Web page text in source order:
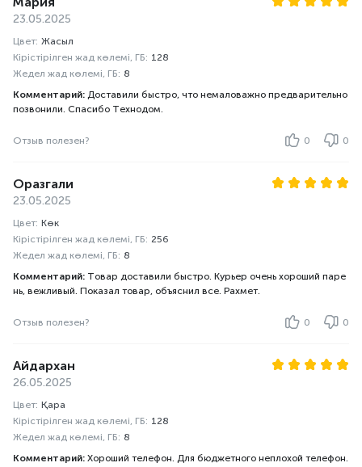
23.05.2025
Цвет: Жасыл
Кірістірілген жад көлемі, ГБ: 128
Жедел жад көлемі, ГБ: 8
Комментарий: Доставили быстро, что немаловажно предварительно
позвонили. Спасибо Технодом.
Отзыв полезен? 0 0
Оразгали
23.05.2025
Цвет: Көк
Кірістірілген жад көлемі, ГБ: 256
Жедел жад көлемі, ГБ: 8
Комментарий: Товар доставили быстро. Курьер очень хороший паре
нь, вежливый. Показал товар, объяснил все. Рахмет.
Отзыв полезен? 0 0
Айдархан
26.05.2025
Цвет: Қара
Кірістірілген жад көлемі, ГБ: 128
Жедел жад көлемі, ГБ: 8
Комментарий: Хороший телефон. Для бюджетного неплохой телефон.